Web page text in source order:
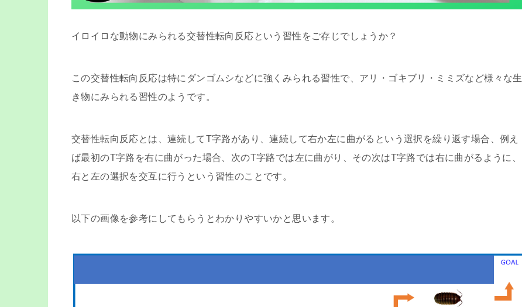
イロイロな動物にみられる交替性転向反応という習性をご存じでしょうか？
この交替性転向反応は特にダンゴムシなどに強くみられる習性で、アリ・ゴキブリ・ミミズなど様々な生
き物にみられる習性のようです。
交替性転向反応とは、連続してT字路があり、連続して右か左に曲がるという選択を繰り返す場合、例え
ば最初のT字路を右に曲がった場合、次のT字路では左に曲がり、その次はT字路では右に曲がるように、
右と左の選択を交互に行うという習性のことです。
以下の画像を参考にしてもらうとわかりやすいかと思います。